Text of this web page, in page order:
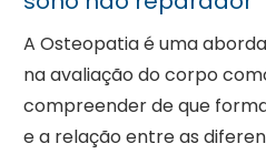
A Osteopatia é uma
na avaliação do corpo
compreender de que
e a relação entre as